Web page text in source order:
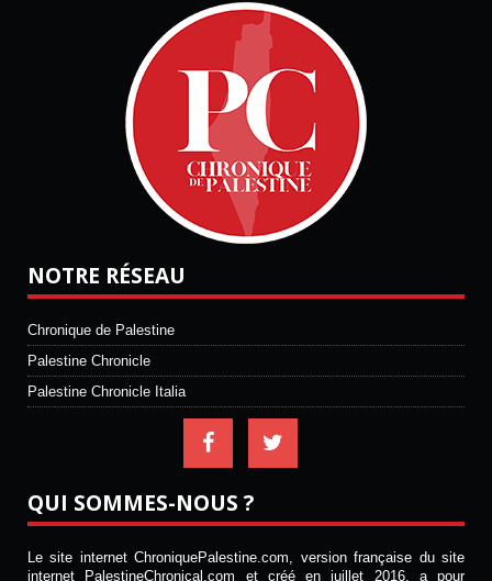
NOTRE RÉSEAU
Chronique de Palestine
Palestine Chronicle
Palestine Chronicle Italia
QUI SOMMES-NOUS ?
Le site internet ChroniquePalestine.com, version française du site
internet PalestineChronical.com et créé en juillet 2016, a pour